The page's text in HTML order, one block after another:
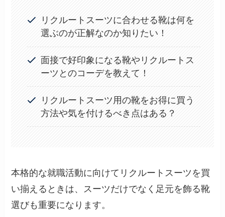
リクルートスーツに合わせる靴は何を
選ぶのが正解なのか知りたい！
面接で好印象になる靴やリクルートス
ーツとのコーデを教えて！
リクルートスーツ用の靴をお得に買う
方法や気を付けるべき点はある？
本格的な就職活動に向けてリクルートスーツを買
い揃えるときは、スーツだけでなく足元を飾る靴
選びも重要になります。